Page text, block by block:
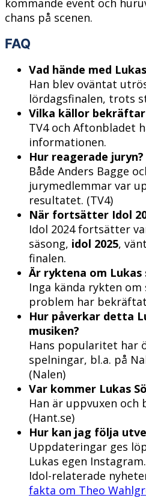
kommande event och
chans på scenen.
FAQ
Vad hände med
Han blev oväntat
lördagsfinalen, trots
Vilka källor
TV4 och Aftonbladet
informationen.
Hur reagerade juryn?
Både Anders Bagge
jurymedlemmar var
resultatet. (TV4)
När fortsätter Idol
Idol 2024 fortsätter
säsong, idol 2025,
finalen.
Är ryktena om Lukas
Inga kända rykten
problem har
Hur påverkar detta
musiken?
Hans popularitet har
spelningar, bl.a. på
(Nalen)
Var kommer Lukas
Han är uppvuxen
(Hant.se)
Hur kan jag följa
Uppdateringar ges
Lukas egen
Idol-relaterade
fakta om Theo